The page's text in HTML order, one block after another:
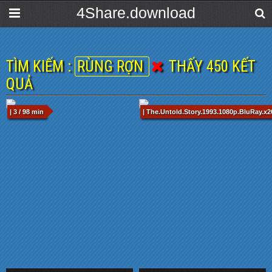
4Share.download
TÌM KIẾM : RÙNG RỢN
THẤY 450 KẾT
QUẢ
| 3 / 98 min |